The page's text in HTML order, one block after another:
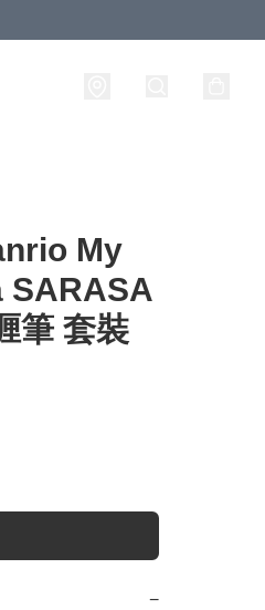
My
SARASA
筆 套裝
−